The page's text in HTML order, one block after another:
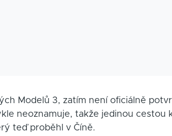
Modelů 3, zatím není oficiálně
neoznamuje, takže jedinou cestou
teď proběhl v Číně.